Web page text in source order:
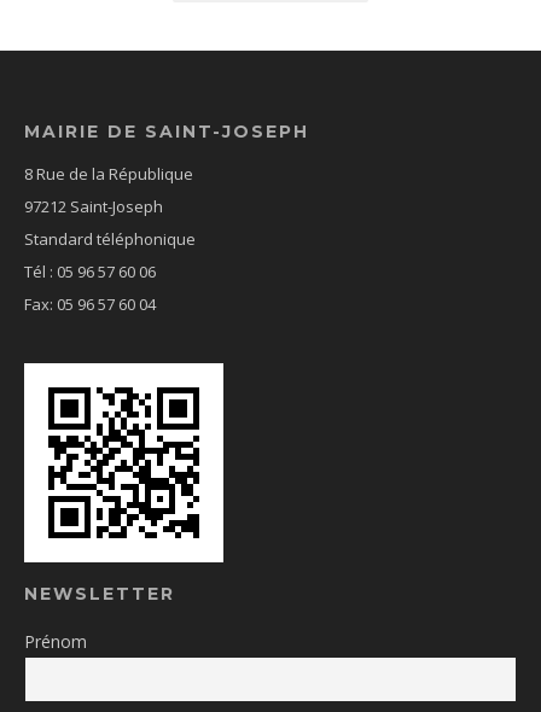
MAIRIE DE SAINT-JOSEPH
8 Rue de la République
97212 Saint-Joseph
Standard téléphonique
Tél : 05 96 57 60 06
Fax: 05 96 57 60 04
NEWSLETTER
Prénom